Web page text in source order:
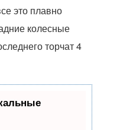
это плавно
колесные
торчат 4